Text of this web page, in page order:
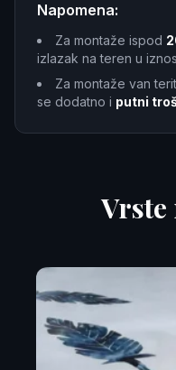
Napomena:
Za montaže ispod
izlazak na teren u
Za montaže van
se dodatno i putni